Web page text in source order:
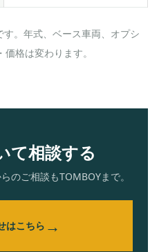
。年式、ベース車両、オプシ
格は変わります。
て相談する
のご相談もTOMBOYまで。
はこちら →